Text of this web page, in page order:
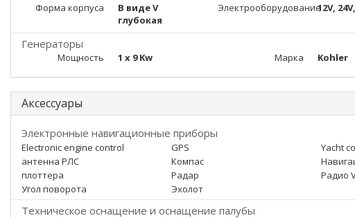
Форма корпуса
В виде V
глубокая
Электрооборудование12V,
Генераторы
Мощность 1 x 9 Kw Марка Kohler
Аксессуары
Электронные навигационные приборы
Electronic engine control GPS Yacht
антенна РЛС
Компас
плоттера
Радар Радио
Угол поворота
Эхолот
Техническое оснащение и оснащение палубы